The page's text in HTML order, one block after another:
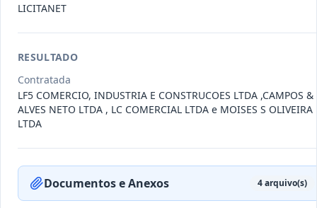
011/2026
Credenciamento
jurídicas especializadas para a
Situação :
Situação: Publicada Data:27/05/2026 Ver detalhes
LICITANET
RESULTADO
Contratada
LF5 COMERCIO, INDUSTRIA E CONSTRUCOES LTDA ,CAMPOS &
ALVES NETO LTDA , LC COMERCIAL LTDA e MOISES S OLIVEIRA
LTDA
Documentos e Anexos 4arquivo(s)